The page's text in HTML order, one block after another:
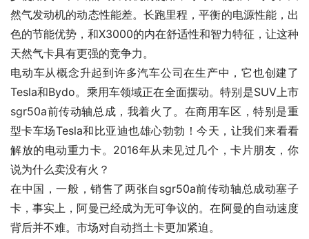
然气发动机的动态性能差。长跑里程，平衡的电源性能，出
色的节能优势，和X3000的内在舒适性和智力特征，让这种
天然气卡具有更强的竞争力。
电动车从概念升起到许多汽车公司在生产中，它也创建了
Tesla和Bydo。乘用车领域正在全面摆动。特别是SUV上市
sgr50a前传动轴总成，我着火了。在商用车区，特别是重
型卡车场Tesla和比亚迪也雄心勃勃！今天，让我们来看看
解放的电动重力卡。2016年从未见过几个，卡片朋友，你
说为什么卖没有火？
在中国，一般，销售了两张自sgr50a前传动轴总成动塞子
卡，事实上，阿曼已经成为无可争议的。在阿曼的自动速度
背后并不难。市场对自动挡土卡更加紧迫。